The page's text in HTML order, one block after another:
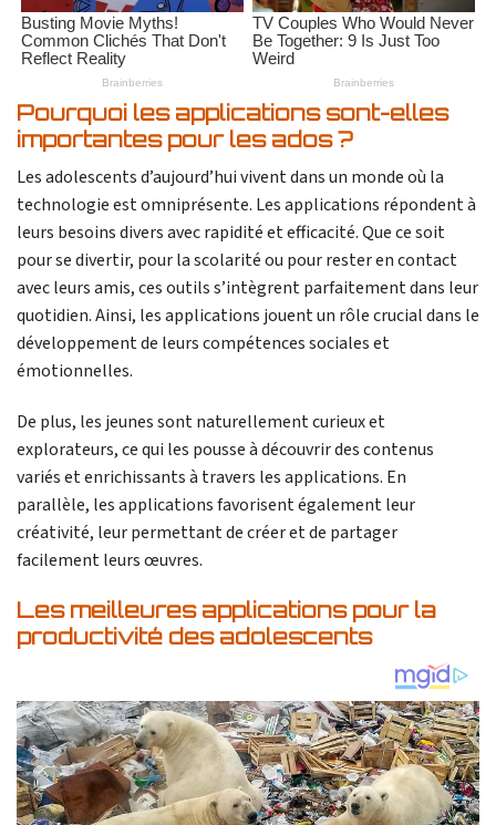
Pourquoi les applications sont-elles
importantes pour les ados ?
Les adolescents d’aujourd’hui vivent dans un monde où la
technologie est omniprésente. Les applications répondent à
leurs besoins divers avec rapidité et efficacité. Que ce soit
pour se divertir, pour la scolarité ou pour rester en contact
avec leurs amis, ces outils s’intègrent parfaitement dans leur
quotidien. Ainsi, les applications jouent un rôle crucial dans le
développement de leurs compétences sociales et
émotionnelles.
De plus, les jeunes sont naturellement curieux et
explorateurs, ce qui les pousse à découvrir des contenus
variés et enrichissants à travers les applications. En
parallèle, les applications favorisent également leur
créativité, leur permettant de créer et de partager
facilement leurs œuvres.
Les meilleures applications pour la
productivité des adolescents